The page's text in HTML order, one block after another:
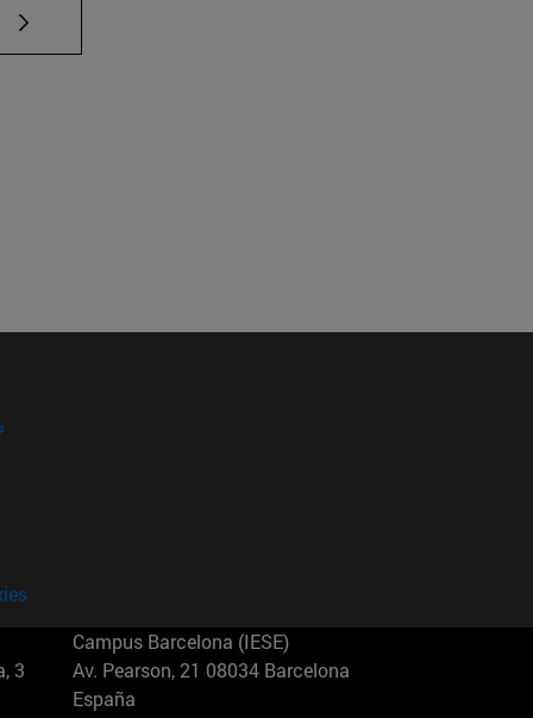
TAB para desplazarse.
3
Campus Barcelona (IESE)
Av. Pearson, 21 08034 Barcelona
España